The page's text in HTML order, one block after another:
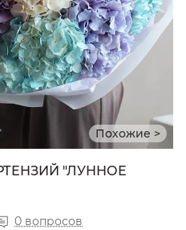
Похожие >
"ЛУННОЕ
0 вопросов